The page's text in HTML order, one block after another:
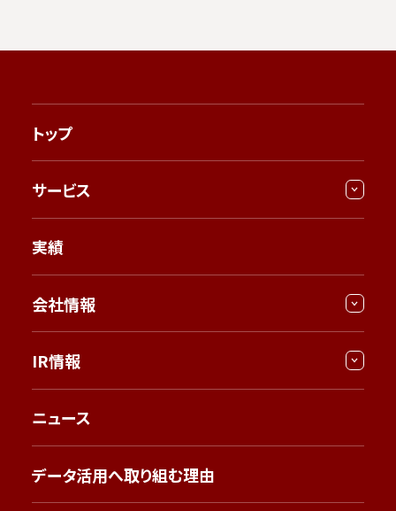
トップ
サービス
実績
会社情報
IR情報
ニュース
データ活用へ取り組む理由